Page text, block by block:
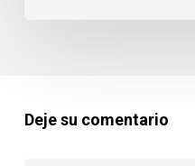
Deje su comentario